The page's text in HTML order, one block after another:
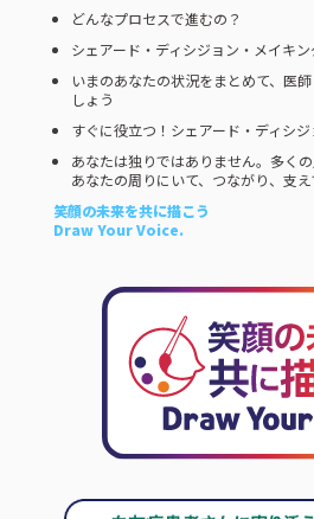
どんなプロセスで進むの？
シェアード・ディシジョン・メイキ
いまのあなたの状況をまとめて、医
しょう
すぐに役立つ！シェアード・ディシ
あなたは独りではありません。多く
あなたの周りにいて、つながり、支
笑顔の未来を共に描こう
Draw Your Voice.